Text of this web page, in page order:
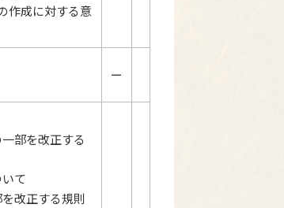
作成に対する意
ー
部を改正する
て
改正する規則